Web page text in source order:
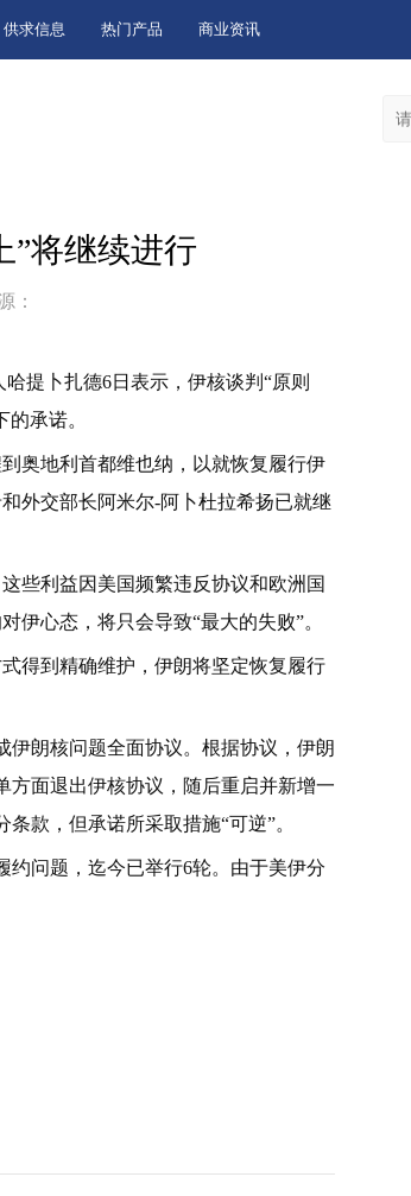
供求信息 热门产品 商业资讯
”将继续进行
：
提卜扎德6日表示，伊核谈判“原则
承诺。
奥地利首都维也纳，以就恢复履行伊
外交部长阿米尔-阿卜杜拉希扬已就继
些利益因美国频繁违反协议和欧洲国
伊心态，将只会导致“最大的失败”。
得到精确维护，伊朗将坚定恢复履行
伊朗核问题全面协议。根据协议，伊朗
方面退出伊核协议，随后重启并新增一
款，但承诺所采取措施“可逆”。
约问题，迄今已举行6轮。由于美伊分